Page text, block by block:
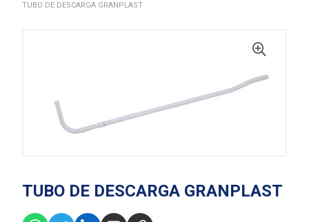
TUBO DE DESCARGA GRANPLAST
TUBO DE DESCARGA GRANPLAST